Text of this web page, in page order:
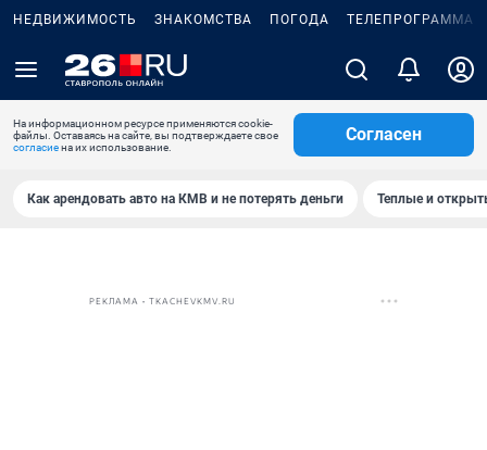
НЕДВИЖИМОСТЬ ЗНАКОМСТВА ПОГОДА ТЕЛЕПРОГРАММА
На информационном ресурсе применяются cookie-
файлы. Оставаясь на сайте, вы подтверждаете свое
согласиена их использование.
Согласен
Как арендовать авто на КМВ и не потерять деньги Теплые и
РЕКЛАМА • TKACHEVKMV.RU